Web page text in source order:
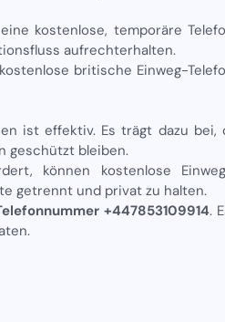
kostenlose, temporäre
aufrechterhalten.
britische Einweg-
ist effektiv. Es trägt dazu bei,
geschützt bleiben.
können kostenlose
getrennt und privat zu halten.
+447853109914.